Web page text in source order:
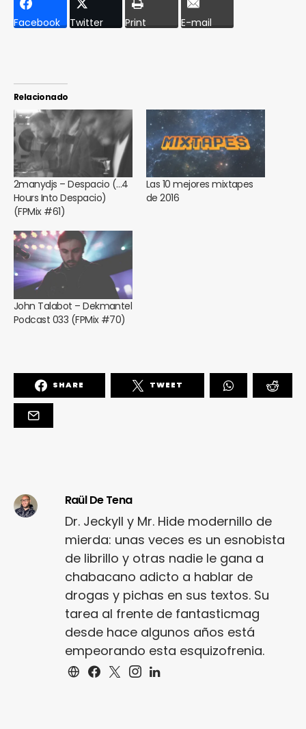
Facebook Twitter Print E-mail
Relacionado
2manydjs – Despacio (…4
Hours Into Despacio)
(FPMix #61)
Las 10 mejores mixtapes
de 2016
John Talabot – Dekmantel
Podcast 033 (FPMix #70)
SHARE TWEET
Raül De Tena
Dr. Jeckyll y Mr. Hide modernillo de
mierda: unas veces es un esnobista
de librillo y otras nadie le gana a
chabacano adicto a hablar de
drogas y pichas en sus textos. Su
tarea al frente de fantasticmag
desde hace algunos años está
empeorando esta esquizofrenia.